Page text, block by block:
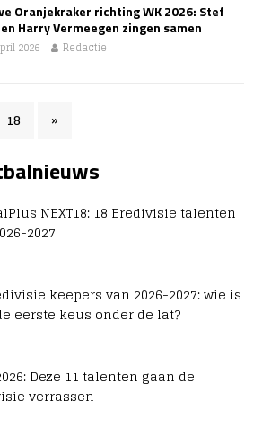
Oranjekraker richting WK 2026: Stef
Harry Vermeegen zingen samen
2026 Redactie
18 »
NEXT18: 18 Eredivisie talenten
2027
keepers van 2026-2027: wie is
eerste keus onder de lat?
Deze 11 talenten gaan de
verrassen